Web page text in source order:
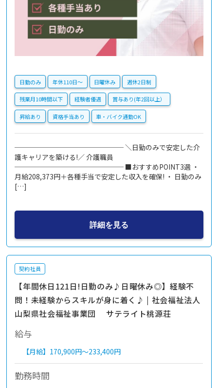
日勤のみ 年休110日〜 日曜休み 週休2日制
残業月10時間以下 経験者優遇 賞与あり(年2回以上）
昇給あり 資格手当あり 車・バイク通勤OK
──────────────── ＼日勤のみで安定した介
護キャリアを築ける!／ 介護職員
──────────────── ■おすすめPOINT3選 ・
月給208,373円＋各種手当で安定した収入を確保! ・ 日勤のみ
[…]
詳細を見る
契約社員
【年間休日121日!日勤のみ♪日曜休み◎】経験不
問！未経験からスキルが身に着く♪ | 社会福祉法人
山梨県社会福祉事業団 サテライト桃源荘
給与
【月給】 170,900円～233,400円
勤務時間